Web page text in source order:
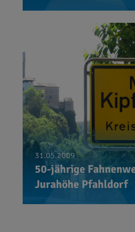
31.05.2009
50-jährige
Jurahöhe Pfahldorf